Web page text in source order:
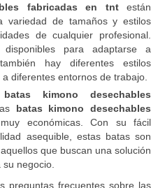
fabricadas en tntestán
variedad de tamaños y estilos
de cualquier profesional.
para adaptarse a
hay diferentes estilos
diferentes entornos de trabajo.
kimono desechables
batas kimono desechables
económicas. Con su fácil
asequible, estas batas son
que buscan una solución
negocio.
preguntas frecuentes sobre las